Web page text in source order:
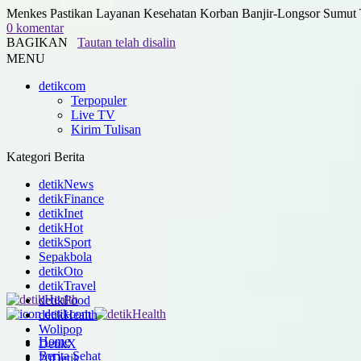
Menkes Pastikan Layanan Kesehatan Korban Banjir-Longsor Sumut
0 komentar
BAGIKAN Tautan telah disalin
MENU
detikcom
Terpopuler
Live TV
Kirim Tulisan
Kategori Berita
detikNews
detikFinance
detikInet
detikHot
detikSport
Sepakbola
detikOto
detikTravel
detikFood
detikHealth
Wolipop
DetikX
20Detik
Home
Berita Sehat